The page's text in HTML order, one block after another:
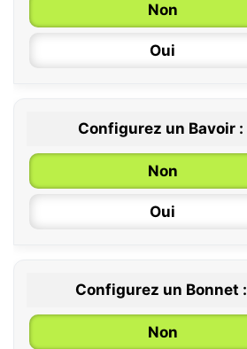
6 / 12 mois
12 / 18 mois
Non
Oui
Configurez un Bavoir :
Non
Oui
Configurez un Bonnet :
Non